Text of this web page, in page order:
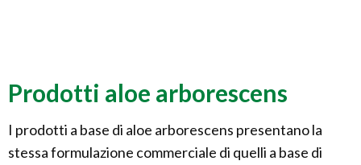
Prodotti aloe arborescens
I prodotti a base di aloe arborescens presentano la
stessa formulazione commerciale di quelli a base di